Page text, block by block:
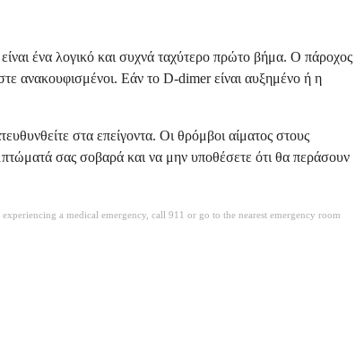
ένα λογικό και συχνά ταχύτερο πρώτο βήμα. Ο πάροχος
ανακουφισμένοι. Εάν το D-dimer είναι αυξημένο ή η
στα επείγοντα. Οι θρόμβοι αίματος στους
σας σοβαρά και να μην υποθέσετε ότι θα περάσουν
a medical emergency, call 911 or go to the nearest emergency room